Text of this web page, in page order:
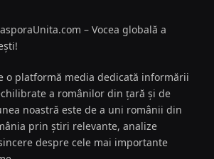
– Vocea globală a
o platformă media dedicată informării
a românilor din țară și de
noastră este de a uni românii din
prin știri relevante, analize
despre cele mai importante